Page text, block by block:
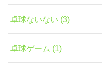
卓球ないない (3)
卓球ゲーム (1)